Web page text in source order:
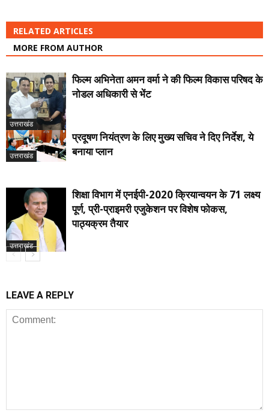
RELATED ARTICLES
MORE FROM AUTHOR
उत्तराखंड
फिल्म अभिनेता अमन वर्मा ने की फिल्म विकास परिषद के
नोडल अधिकारी से भेंट
उत्तराखंड
प्रदूषण नियंत्रण के लिए मुख्य सचिव ने दिए निर्देश, ये
बनाया प्लान
उत्तराखंड
शिक्षा विभाग में एनईपी-2020 क्रियान्वयन के 71 लक्ष्य
पूर्ण, प्री-प्राइमरी एजुकेशन पर विशेष फोकस,
पाठ्यक्रम तैयार
LEAVE A REPLY